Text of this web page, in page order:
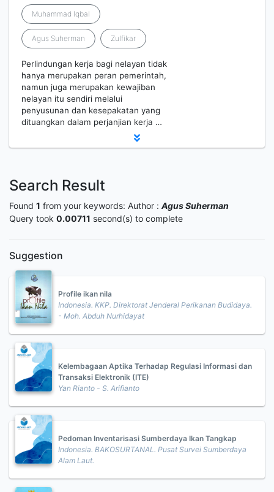
Muhammad Iqbal
Agus Suherman Zulfikar
Perlindungan kerja bagi nelayan tidak
hanya merupakan peran pemerintah,
namun juga merupakan kewajiban
nelayan itu sendiri melalui
penyusunan dan kesepakatan yang
dituangkan dalam perjanjian kerja …
Search Result
Found 1 from your keywords: Author : Agus Suherman
Query took 0.00711 second(s) to complete
Suggestion
Profile ikan nila
Indonesia. KKP. Direktorat Jenderal Perikanan Budidaya.
- Moh. Abduh Nurhidayat
Kelembagaan Aptika Terhadap Regulasi Informasi dan
Transaksi Elektronik (ITE)
Yan Rianto - S. Arifianto
Pedoman Inventarisasi Sumberdaya Ikan Tangkap
Indonesia. BAKOSURTANAL. Pusat Survei Sumberdaya
Alam Laut.